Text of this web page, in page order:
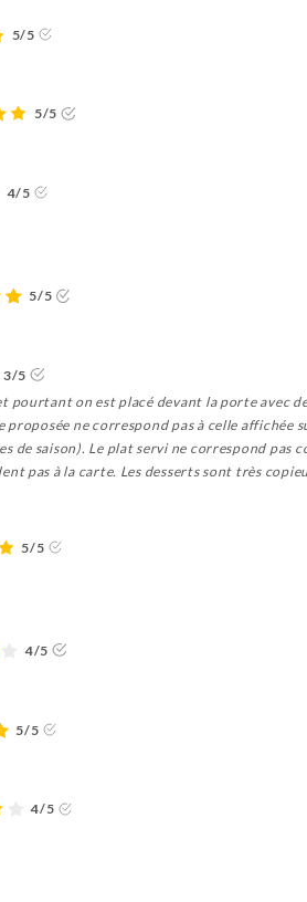
5/5
5/5
4/5
5/5
3/5
pourtant on est placé devant la porte avec
proposée ne correspond pas à celle
de saison). Le plat servi ne correspond
pas à la carte. Les desserts sont très
5/5
4/5
5/5
4/5